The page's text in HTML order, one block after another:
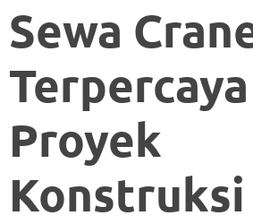
Sewa
Proyek
Konstruksi